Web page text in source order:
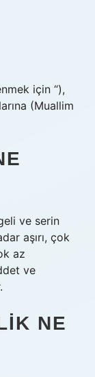
(Muallim
ve serin
aşırı, çok
az
ve
NE